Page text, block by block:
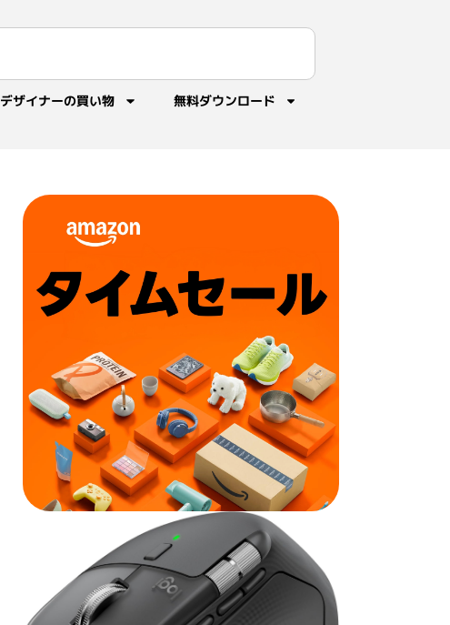
デザイナーの買い物 無料ダウンロード